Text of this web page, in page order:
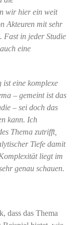
wir hier ein weit
Akteuren mit sehr
Fast in jeder Studie
eine
ist eine komplexe
– gemeint ist das
– sei doch das
kann. Ich
Thema zutrifft,
Tiefe damit
liegt im
genau schauen.
dass das Thema